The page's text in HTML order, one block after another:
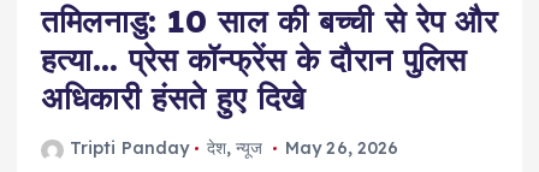
तमिलनाडु: 10 साल की बच्ची से रेप और
हत्या… प्रेस कॉन्फ्रेंस के दौरान पुलिस
अधिकारी हंसते हुए दिखे
Tripti Panday देश,न्यूज May 26, 2026